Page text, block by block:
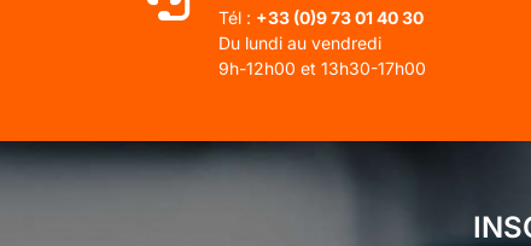
Tél : +33 (0)9 73 01 40 30
Du lundi au vendredi
9h-12h00 et 13h30-17h00